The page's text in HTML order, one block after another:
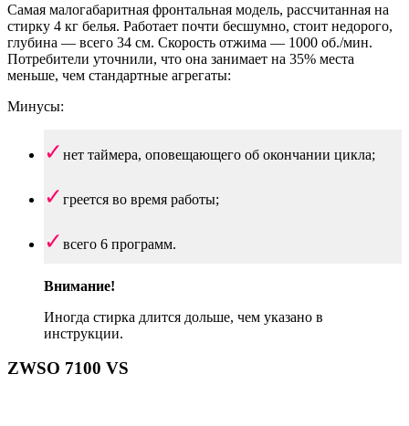
Самая малогабаритная фронтальная модель, рассчитанная на
стирку 4 кг белья. Работает почти бесшумно, стоит недорого,
глубина — всего 34 см. Скорость отжима — 1000 об./мин.
Потребители уточнили, что она занимает на 35% места
меньше, чем стандартные агрегаты:
Минусы:
нет таймера, оповещающего об окончании цикла;
греется во время работы;
всего 6 программ.
Внимание!
Иногда стирка длится дольше, чем указано в
инструкции.
ZWSO 7100 VS